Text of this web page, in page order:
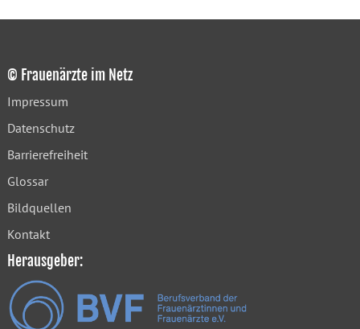
© Frauenärzte im Netz
Impressum
Datenschutz
Barrierefreiheit
Glossar
Bildquellen
Kontakt
Herausgeber: